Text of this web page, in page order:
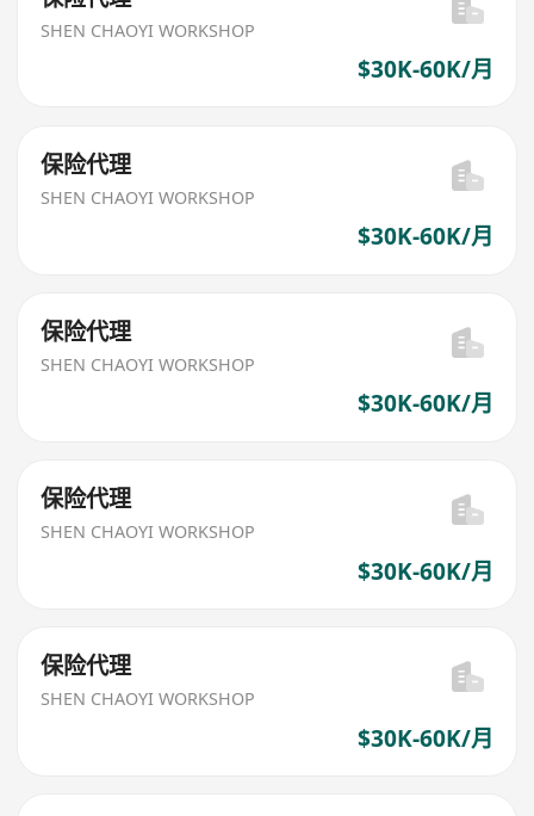
SHEN CHAOYI WORKSHOP
$30K-60K/月
保险代理
SHEN CHAOYI WORKSHOP
$30K-60K/月
保险代理
SHEN CHAOYI WORKSHOP
$30K-60K/月
保险代理
SHEN CHAOYI WORKSHOP
$30K-60K/月
保险代理
SHEN CHAOYI WORKSHOP
$30K-60K/月